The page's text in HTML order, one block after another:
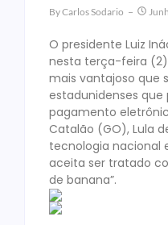
ByCarlos Sodario
O presidente Luiz
nesta terça-feira
mais vantajoso que
estadunidenses
pagamento
Catalão (GO), Lula
tecnologia nacional
aceita ser tratado
de banana”.